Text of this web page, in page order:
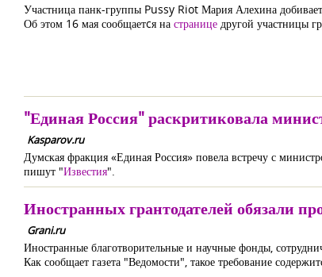
Участница панк-группы Pussy Riot Мария Алехина
Об этом 16 мая сообщаетcя на странице другой участницы
"Единая Россия" раскритиковала
Kasparov.ru
Думская фракция «Единая Россия» повела встречу с
пишут "Известия".
Иностранных грантодателей обязали
Grani.ru
Иностранные благотворительные и научные фонды,
Как сообщает газета "Ведомости", такое требование